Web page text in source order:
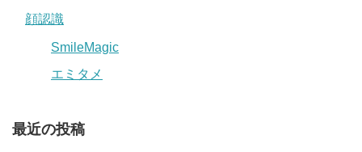
顔認識
SmileMagic
エミタメ
最近の投稿